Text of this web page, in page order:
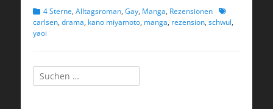
Kategorien
4 Sterne, Alltagsroman, Gay, Manga, Rezensionen Schlagworte
carlsen, drama, kano miyamoto, manga, rezension, schwul,
yaoi
Suchen
nach: